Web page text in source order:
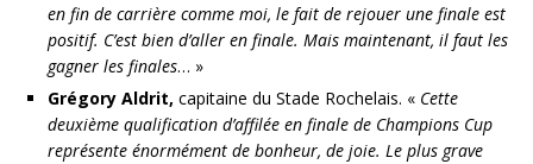
en fin de carrière comme moi, le fait de rejouer une finale est
positif. C’est bien d’aller en finale. Mais maintenant, il faut les
gagner les finales… »
Grégory Aldrit, capitaine du Stade Rochelais. « Cette
deuxième qualification d’affilée en finale de Champions Cup
représente énormément de bonheur, de joie. Le plus grave